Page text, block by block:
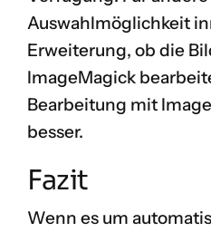
Auswahlmöglichkeit
Erweiterung, ob die
ImageMagick
Bearbeitung mit
besser.
Fazit
Wenn es um